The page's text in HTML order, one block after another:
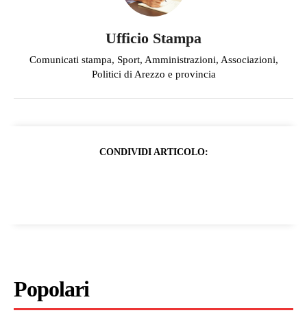
Ufficio Stampa
Comunicati stampa, Sport, Amministrazioni, Associazioni,
Politici di Arezzo e provincia
CONDIVIDI ARTICOLO:
Popolari